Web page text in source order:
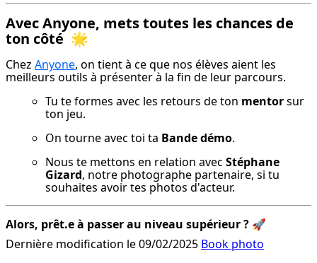
Avec Anyone, mets toutes les chances de
ton côté 🌟
Chez Anyone, on tient à ce que nos élèves aient les
meilleurs outils à présenter à la fin de leur parcours.
Tu te formes avec les retours de ton mentor sur
ton jeu.
On tourne avec toi ta Bande démo.
Nous te mettons en relation avec Stéphane
Gizard, notre photographe partenaire, si tu
souhaites avoir tes photos d'acteur.
Alors, prêt.e à passer au niveau supérieur ? 🚀
Dernière modification le 09/02/2025 Book photo